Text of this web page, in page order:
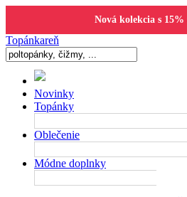
Nová kolekcia s
Topánkareň
Novinky
Topánky
Oblečenie
Módne doplnky